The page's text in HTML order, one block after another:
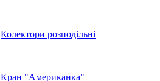
Колектори розподільні
Кран "Американка"